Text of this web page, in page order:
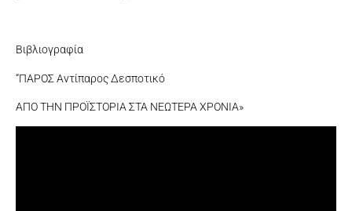
Βιβλιογραφία
“ΠΑΡΟΣ Αντίπαρος Δεσποτικό
ΑΠΟ ΤΗΝ ΠΡΟΪΣΤΟΡΙΑ ΣΤΑ ΝΕΩΤΕΡΑ ΧΡΟΝΙΑ»